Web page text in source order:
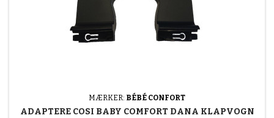
MÆRKER: BÉBÉ CONFORT
ADAPTERE COSI BABY COMFORT DANA KLAPVOGN